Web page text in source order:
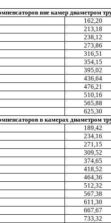
вне камер диаметром
162,20
213,18
238,12
273,86
316,51
354,15
395,02
436,64
476,21
510,16
565,88
625,30
в камерах диаметром
189,42
234,16
271,15
309,52
374,65
418,52
464,36
512,32
567,38
611,30
667,67
733,32